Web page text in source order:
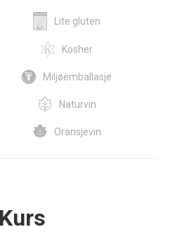
Lite gluten
Kosher
Miljøemballasje
Naturvin
Oransjevin